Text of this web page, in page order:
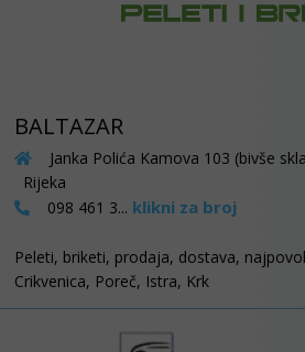
BALTAZAR
Janka Polića Kamova 103 (bivše
Rijeka
098 461 3... klikni za broj
Peleti, briketi, prodaja, dostava,
Crikvenica, Poreč, Istra, Krk